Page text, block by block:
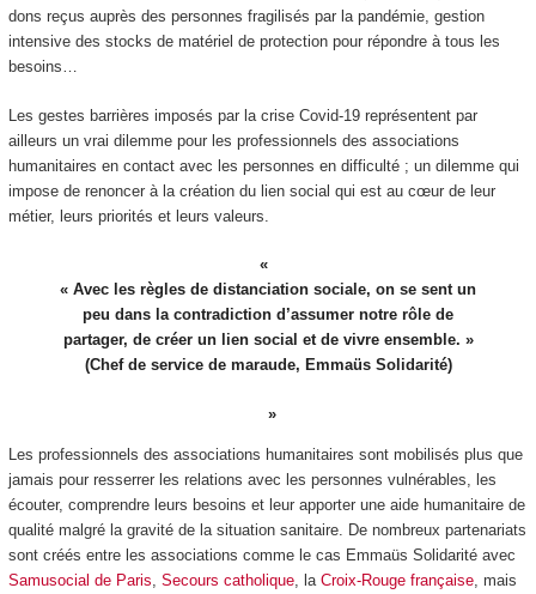
dons reçus auprès des personnes fragilisés par la pandémie, gestion
intensive des stocks de matériel de protection pour répondre à tous les
besoins…
Les gestes barrières imposés par la crise Covid-19 représentent par
ailleurs un vrai dilemme pour les professionnels des associations
humanitaires en contact avec les personnes en difficulté ; un dilemme qui
impose de renoncer à la création du lien social qui est au cœur de leur
métier, leurs priorités et leurs valeurs.
« Avec les règles de distanciation sociale, on se sent un
peu dans la contradiction d’assumer notre rôle de
partager, de créer un lien social et de vivre ensemble. »
(Chef de service de maraude, Emmaüs Solidarité)
Les professionnels des associations humanitaires sont mobilisés plus que
jamais pour resserrer les relations avec les personnes vulnérables, les
écouter, comprendre leurs besoins et leur apporter une aide humanitaire de
qualité malgré la gravité de la situation sanitaire. De nombreux partenariats
sont créés entre les associations comme le cas Emmaüs Solidarité avec
Samusocial de Paris Secours catholique, la Croix-Rouge française, mais